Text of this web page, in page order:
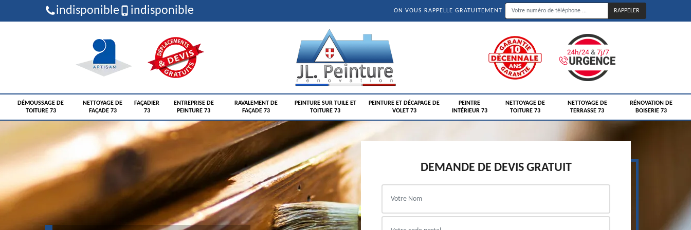
indisponible indisponible ON VOUS RAPPELLE GRATUITEMENT
DÉMOUSSAGE DE
TOITURE 73
NETTOYAGE DE
FAÇADE 73
FAÇADIER
73
ENTREPRISE DE
PEINTURE 73
RAVALEMENT DE
FAÇADE 73
PEINTURE SUR TUILE ET
TOITURE 73
PEINTURE ET DÉCAPAGE DE
VOLET 73
PEINTRE
INTÉRIEUR 73
NETTOYAGE DE
TOITURE 73
NETTOYAGE DE
TERRASSE 73
RÉNOVATION DE
BOISERIE 73
DEMANDE DE DEVIS GRATUIT